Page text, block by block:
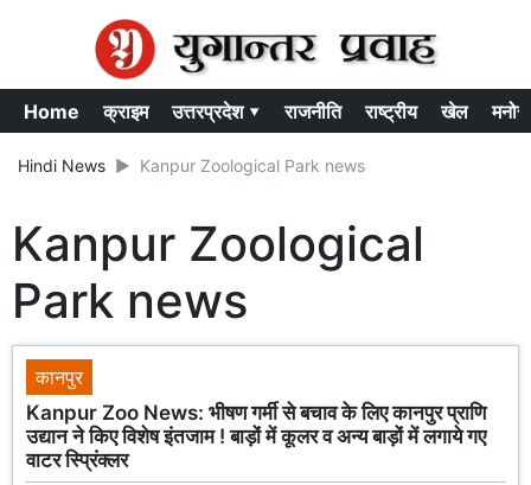
Home क्राइम उत्तरप्रदेश ▾ राजनीति राष्ट्रीय खेल
Hindi News Kanpur Zoological Park news
Kanpur Zoological
Park news
कानपुर
Kanpur Zoo News: भीषण गर्मी से बचाव के लिए कानपुर प्राणि
उद्यान ने किए विशेष इंतजाम ! बाड़ों में कूलर व अन्य बाड़ों में लगाये गए
वाटर स्प्रिंक्लर